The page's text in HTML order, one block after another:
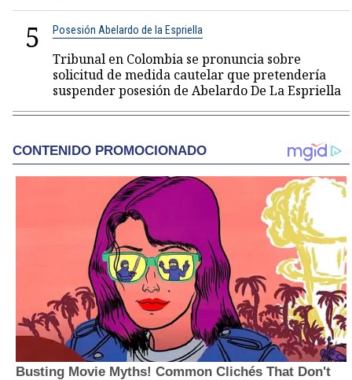
5 Posesión Abelardo de la Espriella
Tribunal en Colombia se pronuncia sobre
solicitud de medida cautelar que pretendería
suspender posesión de Abelardo De La Espriella